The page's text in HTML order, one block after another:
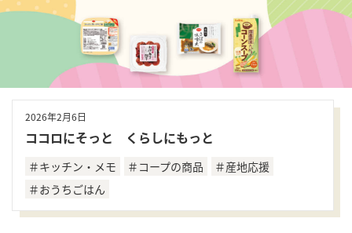
2026年2月6日
ココロにそっと くらしにもっと
＃キッチン・メモ ＃コープの商品
＃産地応援
＃おうちごはん